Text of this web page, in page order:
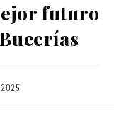
futuro